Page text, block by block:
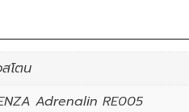
โตน
Adrenalin RE005